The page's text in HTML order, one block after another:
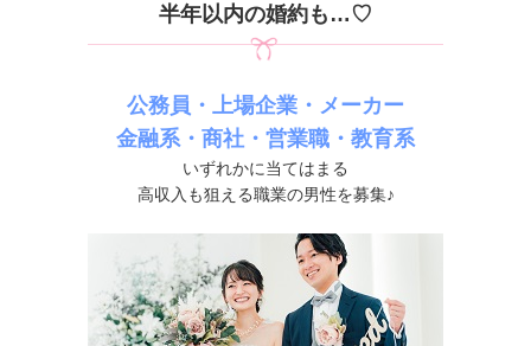
半年以内の婚約も…♡
公務員・上場企業・メーカー
金融系・商社・営業職・教育系
いずれかに当てはまる
高収入も狙える職業の男性を募集♪